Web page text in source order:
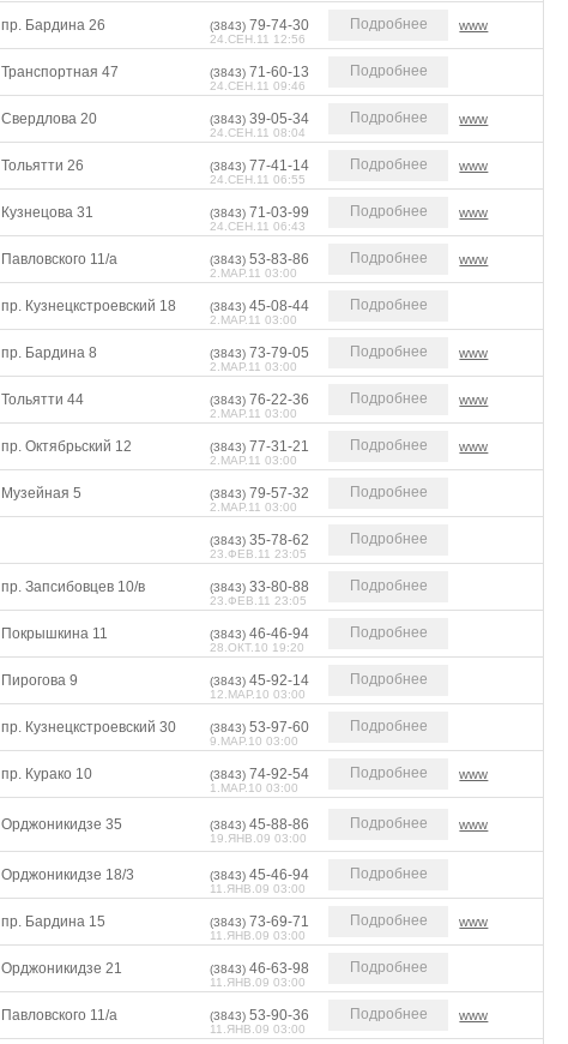
пр. Бардина 26 (3843) 79-74-30
24.СЕН.11 12:56
Подробнее www
Транспортная 47 (3843) 71-60-13
24.СЕН.11 09:46
Подробнее
Свердлова 20 (3843) 39-05-34
24.СЕН.11 08:04
Подробнее www
Тольятти 26 (3843) 77-41-14
24.СЕН.11 06:55
Подробнее www
Кузнецова 31 (3843) 71-03-99
24.СЕН.11 06:43
Подробнее www
Павловского 11/а (3843) 53-83-86
2.МАР.11 03:00
Подробнее www
пр. Кузнецкстроевский 18 (3843) 45-08-44
2.МАР.11 03:00
Подробнее
пр. Бардина 8 (3843) 73-79-05
2.МАР.11 03:00
Подробнее www
Тольятти 44 (3843) 76-22-36
2.МАР.11 03:00
Подробнее www
пр. Октябрьский 12 (3843) 77-31-21
2.МАР.11 03:00
Подробнее www
Музейная 5 (3843) 79-57-32
2.МАР.11 03:00
Подробнее
(3843) 35-78-62
23.ФЕВ.11 23:05
Подробнее
пр. Запсибовцев 10/в (3843) 33-80-88
23.ФЕВ.11 23:05
Подробнее
Покрышкина 11 (3843) 46-46-94
28.ОКТ.10 19:20
Подробнее
Пирогова 9 (3843) 45-92-14
12.МАР.10 03:00
Подробнее
пр. Кузнецкстроевский 30 (3843) 53-97-60
9.МАР.10 03:00
Подробнее
пр. Курако 10 (3843) 74-92-54
1.МАР.10 03:00
Подробнее www
Орджоникидзе 35 (3843) 45-88-86
19.ЯНВ.09 03:00
Подробнее www
Орджоникидзе 18/3 (3843) 45-46-94
11.ЯНВ.09 03:00
Подробнее
пр. Бардина 15 (3843) 73-69-71
11.ЯНВ.09 03:00
Подробнее www
Орджоникидзе 21 (3843) 46-63-98
11.ЯНВ.09 03:00
Подробнее
Павловского 11/а (3843) 53-90-36
11.ЯНВ.09 03:00
Подробнее www